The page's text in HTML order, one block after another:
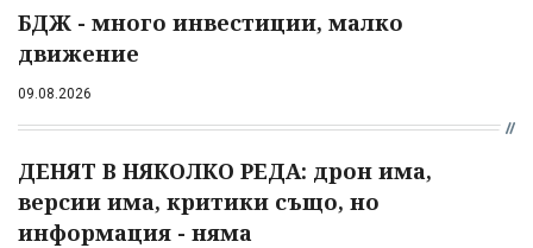
БДЖ - много инвестиции, малко
движение
09.08.2026
ДЕНЯТ В НЯКОЛКО РЕДА: дрон има,
версии има, критики също, но
информация - няма